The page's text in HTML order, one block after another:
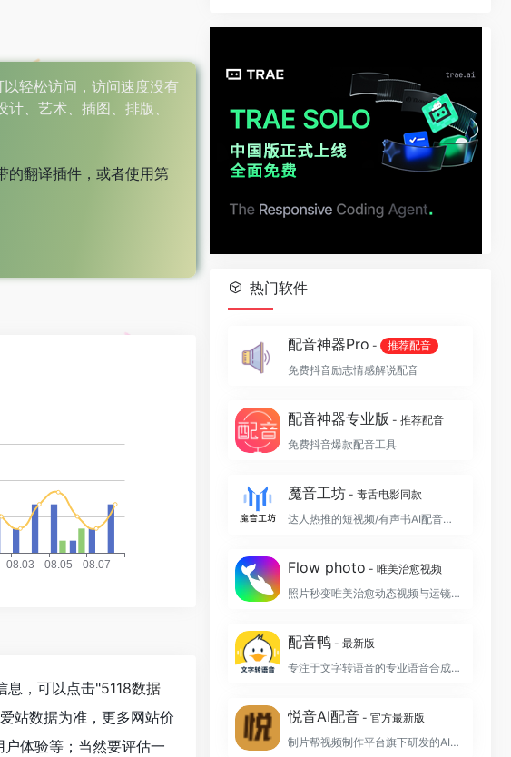
轻松访问，访问速度没有
、艺术、插图、排版、
的翻译插件，或者使用第
息，可以点击"5118数据
站数据为准，更多网站价
体验等；当然要评估一
热门软件
配音神器Pro -
推荐配音
免费抖音励志情感解说配音
配音神器专业版 - 推荐配音
免费抖音爆款配音工具
魔音工坊 - 毒舌电影同款
达人热推的短视频/有声书AI配音平台
Flow photo - 唯美治愈视频
照片秒变唯美治愈动态视频与运镜航拍大片
配音鸭 - 最新版
专注于文字转语音的专业语音合成制作软件
悦音AI配音 - 官方最新版
制片帮视频制作平台旗下研发的AI智能配音工具